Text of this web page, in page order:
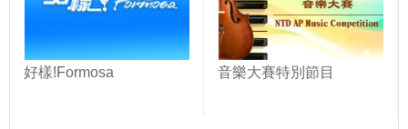
好樣!Formosa 音樂大賽特別節目